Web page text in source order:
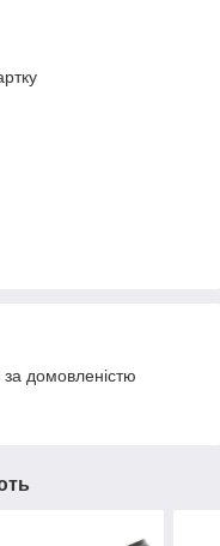
домовленістю